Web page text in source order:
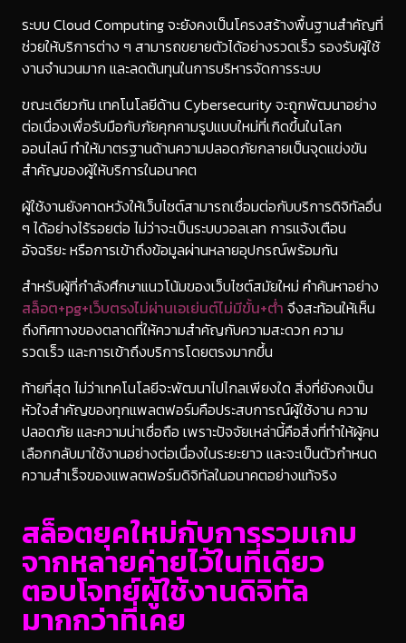
ระบบ Cloud Computing จะยังคงเป็นโครงสร้างพื้นฐานสำคัญที่
ช่วยให้บริการต่าง ๆ สามารถขยายตัวได้อย่างรวดเร็ว รองรับผู้ใช้
งานจำนวนมาก และลดต้นทุนในการบริหารจัดการระบบ
ขณะเดียวกัน เทคโนโลยีด้าน Cybersecurity จะถูกพัฒนาอย่าง
ต่อเนื่องเพื่อรับมือกับภัยคุกคามรูปแบบใหม่ที่เกิดขึ้นในโลก
ออนไลน์ ทำให้มาตรฐานด้านความปลอดภัยกลายเป็นจุดแข่งขัน
สำคัญของผู้ให้บริการในอนาคต
ผู้ใช้งานยังคาดหวังให้เว็บไซต์สามารถเชื่อมต่อกับบริการดิจิทัลอื่น
ๆ ได้อย่างไร้รอยต่อ ไม่ว่าจะเป็นระบบวอลเลท การแจ้งเตือน
อัจฉริยะ หรือการเข้าถึงข้อมูลผ่านหลายอุปกรณ์พร้อมกัน
สำหรับผู้ที่กำลังศึกษาแนวโน้มของเว็บไซต์สมัยใหม่ คำค้นหาอย่าง
สล็อต+pg+เว็บตรงไม่ผ่านเอเย่นต์ไม่มีขั้น+ต่ํา จึงสะท้อนให้เห็น
ถึงทิศทางของตลาดที่ให้ความสำคัญกับความสะดวก ความ
รวดเร็ว และการเข้าถึงบริการโดยตรงมากขึ้น
ท้ายที่สุด ไม่ว่าเทคโนโลยีจะพัฒนาไปไกลเพียงใด สิ่งที่ยังคงเป็น
หัวใจสำคัญของทุกแพลตฟอร์มคือประสบการณ์ผู้ใช้งาน ความ
ปลอดภัย และความน่าเชื่อถือ เพราะปัจจัยเหล่านี้คือสิ่งที่ทำให้ผู้คน
เลือกกลับมาใช้งานอย่างต่อเนื่องในระยะยาว และจะเป็นตัวกำหนด
ความสำเร็จของแพลตฟอร์มดิจิทัลในอนาคตอย่างแท้จริง
สล็อตยุคใหม่กับการรวมเกม
จากหลายค่ายไว้ในที่เดียว
ตอบโจทย์ผู้ใช้งานดิจิทัล
มากกว่าที่เคย